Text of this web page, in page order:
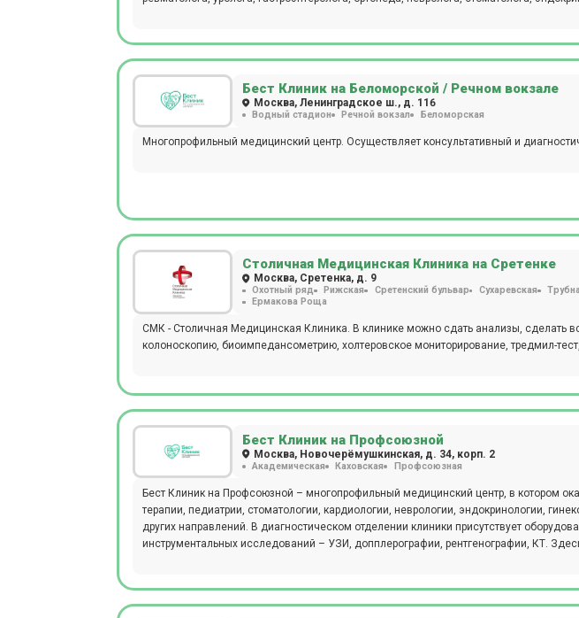
Бест Клиник на Беломорской / Речном вокзале
Москва, Ленинградское ш., д. 116
Водный стадион Речной вокзал Беломорская
Многопрофильный медицинский центр. Осуществляет консультативный и
Столичная Медицинская Клиника на Сретенке
Москва, Сретенка, д. 9
Охотный ряд Рижская Сретенский бульвар Сухаревская
Ермакова Роща
СМК - Столичная Медицинская Клиника. В клинике можно сдать анализы, сделать
колоноскопию, биоимпедансометрию, холтеровское мониторирование, тредмил-
Бест Клиник на Профсоюзной
Москва, Новочерёмушкинская, д. 34, корп. 2
Академическая Каховская Профсоюзная
Бест Клиник на Профсоюзной – многопрофильный медицинский центр, в котором
терапии, педиатрии, стоматологии, кардиологии, неврологии, эндокринологии,
других направлений. В диагностическом отделении клиники присутствует
инструментальных исследований – УЗИ, допплерографии, рентгенографии, КТ.
колоноскопию во сне. На территории центра расположена лаборатория, в которой
и дополненные рекомендациями ВОЗ. Косметологи клиники работают на оборудовании (лазеры CandelaCO2RE и
GentlemaxPRO, аппарат Morpheus 8, установка HydraFacial, аппарат Lumenis M22 и